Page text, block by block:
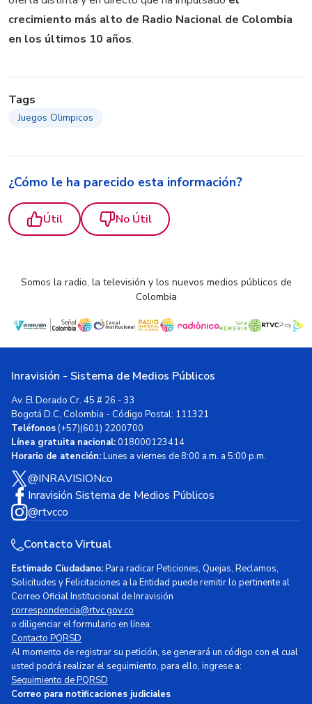
crecimiento más alto de Radio Nacional de Colombia
en los últimos 10 años.
Tags
Juegos Olimpicos
¿Cómo le ha parecido esta información?
Útil No Útil
Somos la radio, la televisión y los nuevos medios públicos de
Colombia
Inravisión - Sistema de Medios Públicos
Av. El Dorado Cr. 45 # 26 - 33
Bogotá D.C, Colombia - Código Postal: 111321
Teléfonos(+57)(601) 2200700
Línea gratuita nacional:018000123414
Horario de atención:Lunes a viernes de 8:00 a.m. a 5:00 p.m.
@INRAVISIONco
Inravisión Sistema de Medios Públicos
@rtvcco
Contacto Virtual
Estimado Ciudadano:Para radicar Peticiones, Quejas, Reclamos,
Solicitudes y Felicitaciones a la Entidad puede remitir lo pertinente al
Correo Oficial Institucional de Inravisión
correspondencia@rtvc.gov.co
o diligenciar el formulario en línea:
Contacto PQRSD
Al momento de registrar su petición, se generará un código con el cual
usted podrá realizar el seguimiento, para ello, ingrese a:
Seguimiento de PQRSD
Correo para notificaciones judiciales